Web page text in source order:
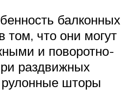
балконных
том, что они могут
и поворотно-
раздвижных
рулонные шторы